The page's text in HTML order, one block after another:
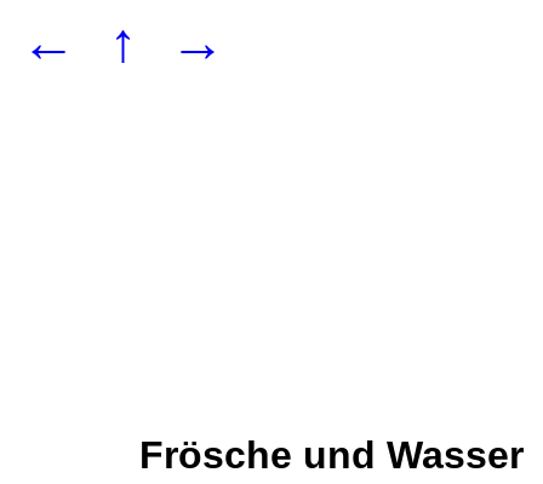
← ↑ →
Frösche und Wasser